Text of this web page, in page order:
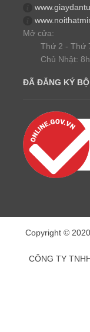
Mở cửa:
Thứ 2 - Thứ
Chủ Nhật:
ĐÃ ĐĂNG KÝ
Copyright ©
CÔNG TY